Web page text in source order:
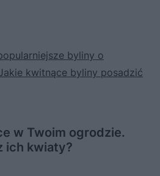
byliny o
kwitnące byliny posadzić
w Twoim ogrodzie.
ich kwiaty?